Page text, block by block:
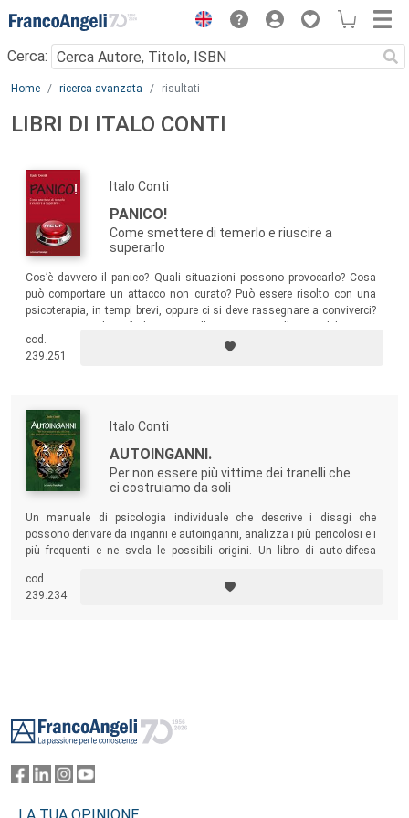
Menu
Cerca:
Main content
Home ricerca avanzata risultati
LIBRI DI ITALO CONTI
Italo Conti
PANICO!
Come smettere di temerlo e riuscire a
superarlo
Cos’è davvero il panico? Quali situazioni possono provocarlo? Cosa
può comportare un attacco non curato? Può essere risolto con una
psicoterapia, in tempi brevi, oppure ci si deve rassegnare a conviverci?
soluzioni. Una lettura rivolta non solo a chi soffre di attacchi di panico
ma anche a familiari, medici, educatori e a chiunque voglia saperne di
cod.
239.251
Italo Conti
AUTOINGANNI.
Per non essere più vittime dei tranelli che
ci costruiamo da soli
Un manuale di psicologia individuale che descrive i disagi che
possono derivare da inganni e autoinganni, analizza i più pericolosi e i
più frequenti e ne svela le possibili origini. Un libro di auto-difesa
cod.
239.234
LA TUA OPINIONE